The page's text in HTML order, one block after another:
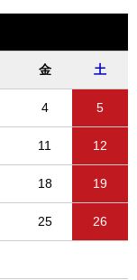
金 土
4 5
11 12
18 19
25 26